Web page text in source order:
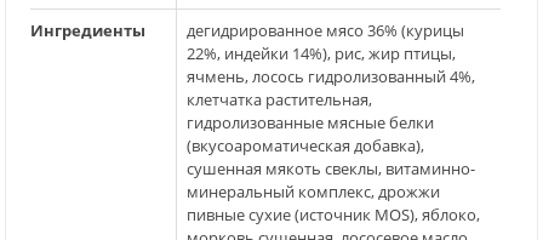
Ингредиенты
дегидрированное мясо 36% (курицы
22%, индейки 14%), рис, жир птицы,
ячмень, лосось гидролизованный 4%,
клетчатка растительная,
гидролизованные мясные белки
(вкусоароматическая добавка),
сушенная мякоть свеклы, витаминно-
минеральный комплекс, дрожжи
пивные сухие (источник MOS), яблоко,